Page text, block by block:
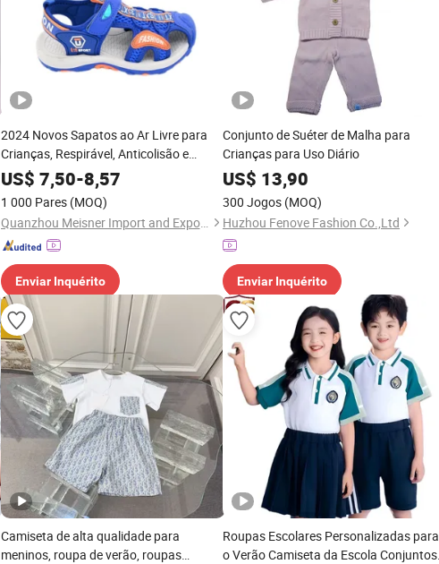
2024 Novos Sapatos ao Ar Livre para
Crianças, Respirável, Anticolisão e
Resistentes ao Desgaste, Sandálias
Confortáveis para Esportes no Campus
US$ 7,50-8,57
1 000 Pares (MOQ)
Quanzhou Meisner Import and Export Trading Co., Ltd
Enviar Inquérito
Conjunto de Suéter de Malha para
Crianças para Uso Diário
US$ 13,90
300 Jogos (MOQ)
Huzhou Fenove Fashion Co.,Ltd
Enviar Inquérito
Camiseta de alta qualidade para
meninos, roupa de verão, roupas
Roupas Escolares Personalizadas para
o Verão Camiseta da Escola Conjuntos